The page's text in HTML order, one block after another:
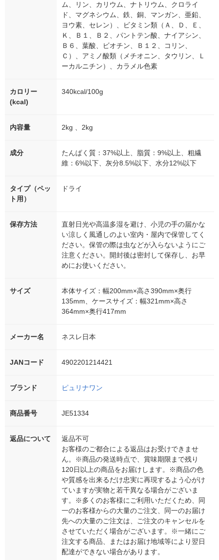
ム、リン、カリウム、ナトリウム、クロライ
ド、マグネシウム、鉄、銅、マンガン、亜鉛、
ヨウ素、セレン）、ビタミン類（Ａ、Ｄ、Ｅ、
Ｋ、Ｂ１、Ｂ２、パントテン酸、ナイアシン、
Ｂ６、葉酸、ビオチン、Ｂ１２、コリン、
Ｃ）、アミノ酸類（メチオニン、タウリン、Ｌ
ーカルニチン）、カラメル色素
カロリー
(kcal)
340kcal/100g
内容量 2kg 、2kg
成分
たんぱく質：37%以上、脂質：9%以上、粗繊
維：6%以下、灰分8.5%以下、水分12%以下
タイプ（ペッ
ト用）
ドライ
保存方法
直射日光や高温多湿を避け、小児の手の届かな
い涼しく風通しのよい室内・屋内で保管してく
ださい。保管の際は虫などが入らないようにご
注意ください。開封後は密封して保存し、お早
めにお使いください。
サイズ
本体サイズ：幅200mm×高さ390mm×奥行
135mm、ケースサイズ：幅321mm×高さ
364mm×奥行417mm
メーカー名 ネスレ日本
JANコード 4902201214421
ブランド ピュリナワン
商品番号 JE51334
返品について
返品不可
お客様のご都合による返品はお受けできませ
ん。※商品の発送時点で、賞味期限まで残り
120日以上の商品をお届けします。※商品の色
や質感を出来るだけ忠実に再現するよう心がけ
ていますが実物と若干異なる場合がございま
す。※多くのお客様にご利用いただくため、同
一のお客様からの大量のご注文、同一のお届け
先への大量のご注文は、ご注文のキャンセルを
させていただく場合がございます。※一緒にご
注文する商品、またはお届け地域等により翌日
配達ができない場合があります。